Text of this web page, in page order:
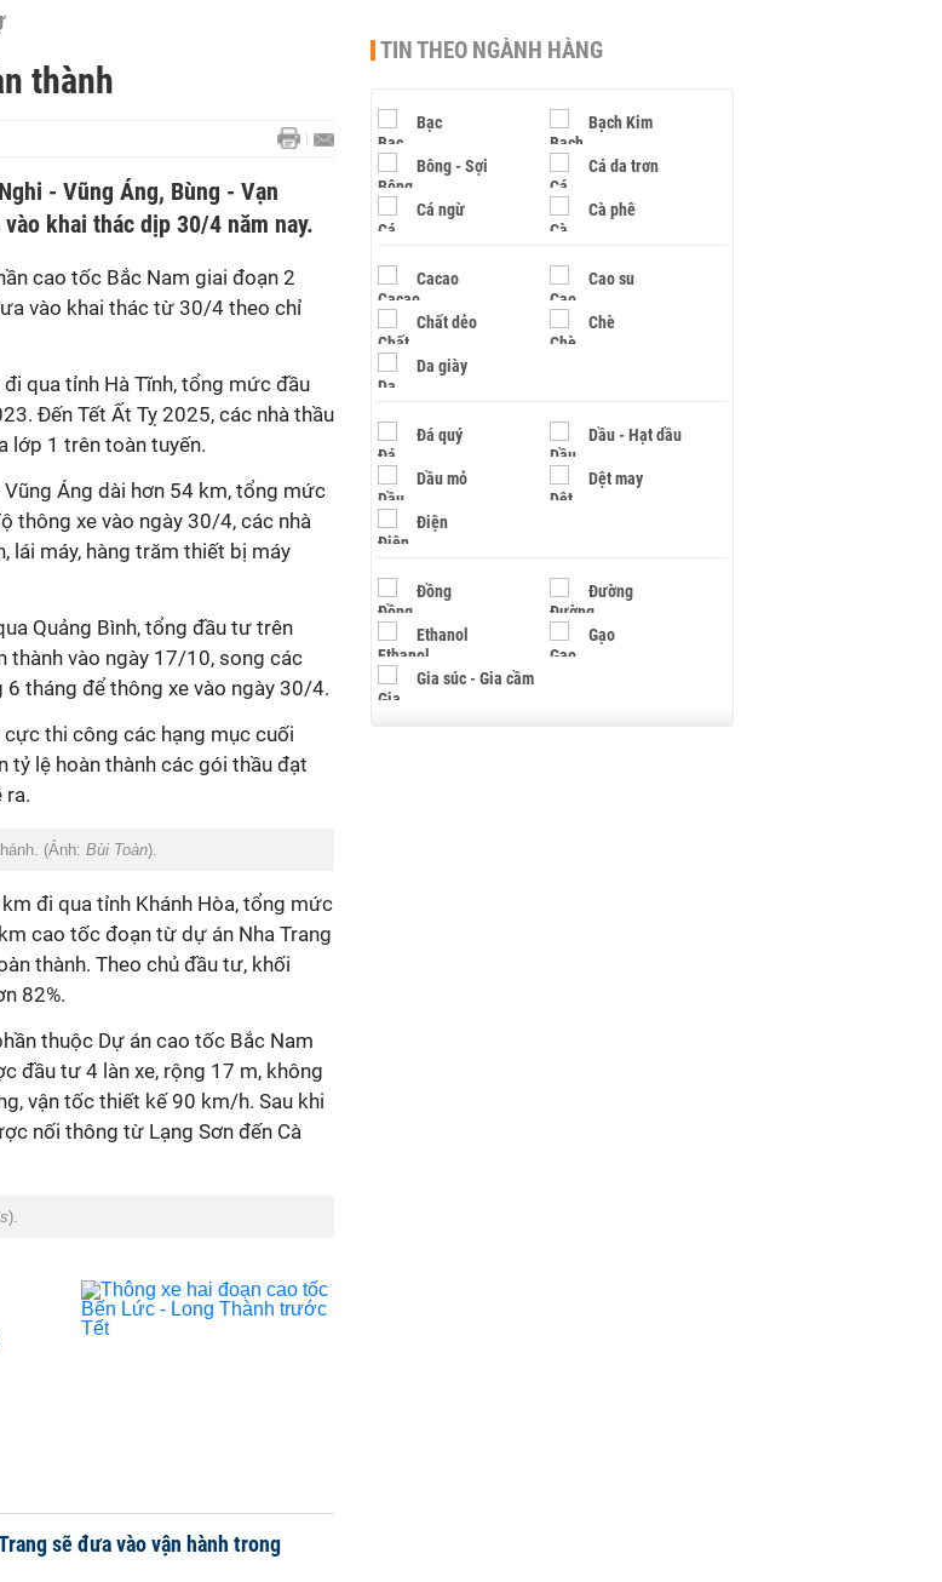
thành
- Vũng Áng, Bùng - Vạn
khai thác dịp 30/4 năm nay.
cao tốc Bắc Nam giai đoạn 2
vào khai thác từ 30/4 theo chỉ
qua tỉnh Hà Tĩnh, tổng mức đầu
Đến Tết Ất Tỵ 2025, các nhà thầu
lớp 1 trên toàn tuyến.
Áng dài hơn 54 km, tổng mức
thông xe vào ngày 30/4, các nhà
lái máy, hàng trăm thiết bị máy
Quảng Bình, tổng đầu tư trên
thành vào ngày 17/10, song các
tháng để thông xe vào ngày 30/4.
cực thi công các hạng mục cuối
tỷ lệ hoàn thành các gói thầu đạt
ra.
(Ảnh: Bùi Toàn).
đi qua tỉnh Khánh Hòa, tổng mức
cao tốc đoạn từ dự án Nha Trang
thành. Theo chủ đầu tư, khối
82%.
thuộc Dự án cao tốc Bắc Nam
đầu tư 4 làn xe, rộng 17 m, không
vận tốc thiết kế 90 km/h. Sau khi
nối thông từ Lạng Sơn đến Cà
).
sẽ đưa vào vận hành trong
TIN THEO NGÀNH HÀNG
Bạc Bạch Kim
Bông - Sợi Cá da trơn
Cá ngừ Cà phê
Cacao Cao su
Chất dẻo Chè
Da giày
Đá quý Dầu - Hạt dầu
Dầu mỏ Dệt may
Điện
Đồng Đường
Ethanol Gạo
Gia súc - Gia cầm